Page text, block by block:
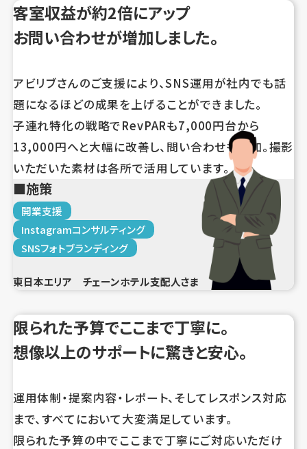
客室収益が約2倍にアップ
お問い合わせが増加しました。
アビリブさんのご支援により、SNS運用が社内でも話
題になるほどの成果を上げることができました。
子連れ特化の戦略でRevPARも7,000円台から
13,000円へと大幅に改善し、問い合わせも増加。撮影
いただいた素材は各所で活用しています。
施策
開業支援
Instagramコンサルティング
SNSフォトブランディング
東日本エリア チェーンホテル支配人さま
限られた予算でここまで丁寧に。
想像以上のサポートに驚きと安心。
運用体制・提案内容・レポート、そしてレスポンス対応
まで、すべてにおいて大変満足しています。
限られた予算の中でここまで丁寧にご対応いただけ